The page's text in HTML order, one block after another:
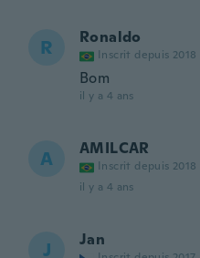
R Ronaldo
Inscrit depuis 2018
Bom
il y a 4 ans
A AMILCAR
Inscrit depuis 2018
il y a 4 ans
J Jan